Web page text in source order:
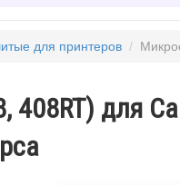
для принтеров/ Микросхема
для